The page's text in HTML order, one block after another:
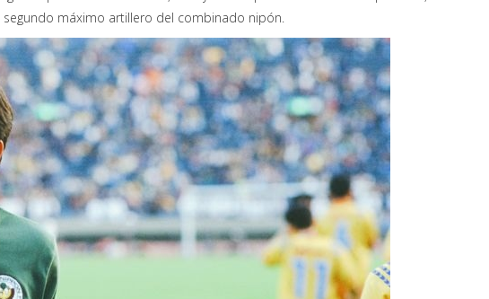
máximo artillero del combinado nipón.